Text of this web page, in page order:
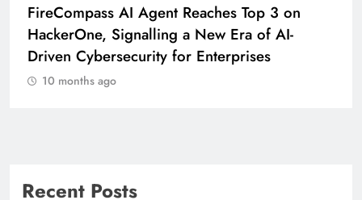
FireCompass AI Agent Reaches Top 3 on
HackerOne, Signalling a New Era of AI-
Driven Cybersecurity for Enterprises
10 months ago
Recent Posts